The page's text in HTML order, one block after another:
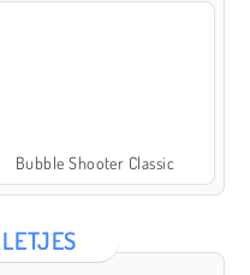
Bubble Shooter Classic